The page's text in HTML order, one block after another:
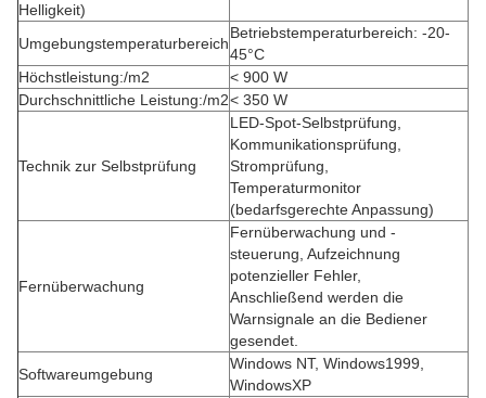
Helligkeit)
Umgebungstemperaturbereich
Betriebstemperaturbereich: -20-
45°C
Höchstleistung:/m2
< 900 W
Durchschnittliche Leistung:/m2< 350 W
Technik zur Selbstprüfung
LED-Spot-Selbstprüfung,
Kommunikationsprüfung,
Stromprüfung,
Temperaturmonitor
(bedarfsgerechte Anpassung)
Fernüberwachung
Fernüberwachung und -
steuerung, Aufzeichnung
potenzieller Fehler,
Anschließend werden die
Warnsignale an die Bediener
gesendet.
Softwareumgebung
Windows NT, Windows1999,
WindowsXP